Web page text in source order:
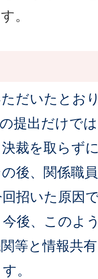
。
だいたとお
の提出だけで
裁を取らず
後、関係職
招いた原因
後、このよ
等と情報共
。